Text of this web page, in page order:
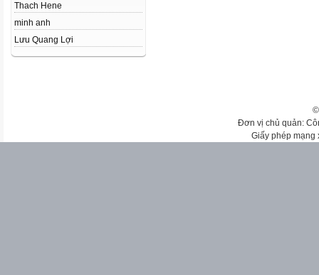
Thach Hene
minh anh
Lưu Quang Lợi
Đơn vị chủ quản:
Giấy phép mạng